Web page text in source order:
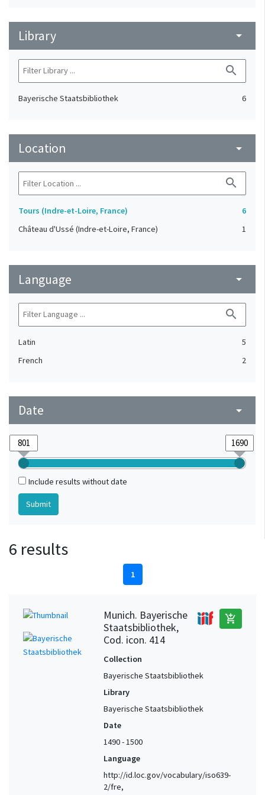
Library arrow_drop_down
search
Bayerische Staatsbibliothek 6
Location arrow_drop_down
search
Tours (Indre-et-Loire, France)
6
Château d'Ussé (Indre-et-Loire, France)
1
Language arrow_drop_down
search
Latin
5
French
2
Date arrow_drop_down
Include results without date
6 results
1
Munich. Bayerische
Staatsbibliothek,
Cod. icon. 414
add_shopping_cart
Collection
Bayerische Staatsbibliothek
Library
Bayerische Staatsbibliothek
Date
1490 - 1500
Language
http://id.loc.gov/vocabulary/iso639-
2/fre,